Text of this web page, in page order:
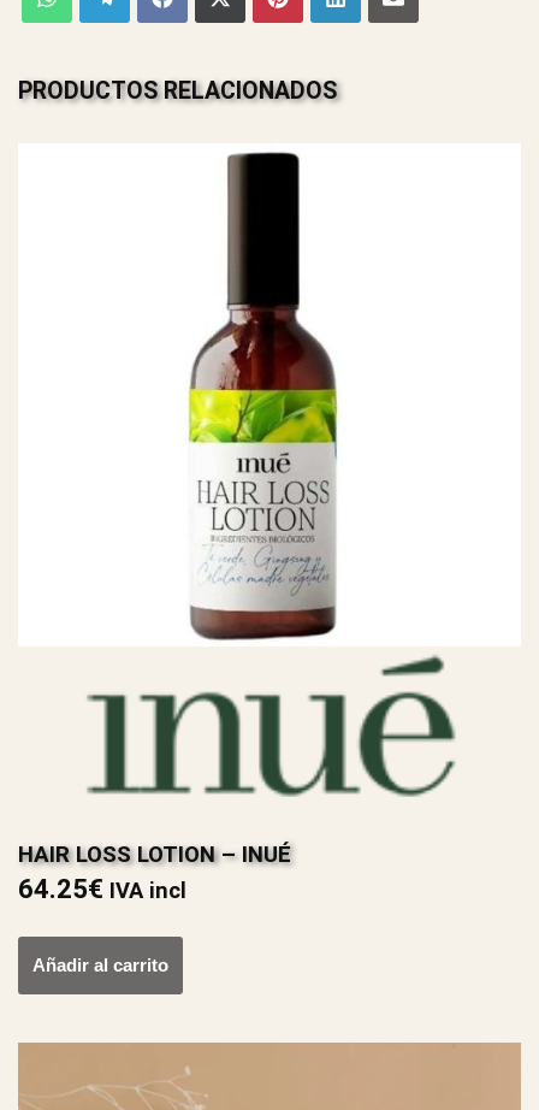
PRODUCTOS RELACIONADOS
HAIR LOSS LOTION – INUÉ
64.25€ IVA incl
Añadir al carrito